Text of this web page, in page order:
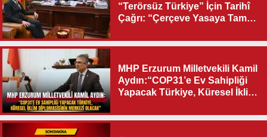
“Terörsüz Türkiye” İçin Tarihî
Çağrı: “Çerçeve Yasaya Tam
MHP Erzurum Milletvekili Kamil
Aydın:“COP31’e Ev Sahipliği
Yapacak Türkiye, Küresel İklim
Olacak"